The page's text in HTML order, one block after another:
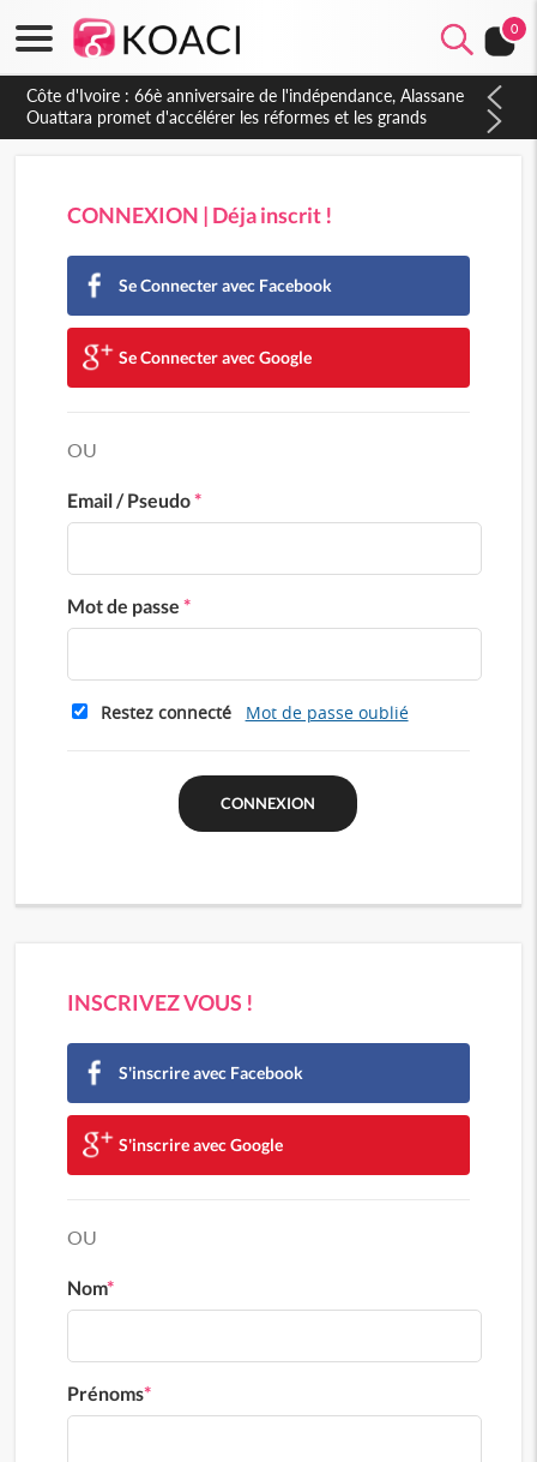
0
Côte d'Ivoire : 66è anniversaire de l'indépendance, Alassane
Ouattara promet d'accélérer les réformes et les grands
investissements pour une nation plus forte et plus prospère
CONNEXION | Déja inscrit !
Se Connecter avec Facebook
Se Connecter avec Google
OU
Email / Pseudo*
Mot de passe *
Restez connecté Mot de passe oublié
INSCRIVEZ VOUS !
S'inscrire avec Facebook
S'inscrire avec Google
OU
Nom*
Prénoms*